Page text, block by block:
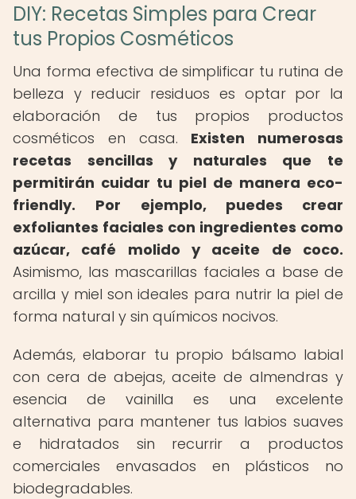
DIY: Recetas Simples para Crear
tus Propios Cosméticos
Una forma efectiva de simplificar tu rutina de
belleza y reducir residuos es optar por la
elaboración de tus propios productos
cosméticos en casa. Existen numerosas
recetas sencillas y naturales que te
permitirán cuidar tu piel de manera eco-
friendly.
Por ejemplo, puedes crear
exfoliantes faciales con ingredientes como
azúcar, café molido y aceite de coco.
Asimismo, las mascarillas faciales a base de
arcilla y miel son ideales para nutrir la piel de
forma natural y sin químicos nocivos.
Además, elaborar tu propio bálsamo labial
con cera de abejas, aceite de almendras y
esencia de vainilla es una excelente
alternativa para mantener tus labios suaves
e hidratados sin recurrir a productos
comerciales envasados en plásticos no
biodegradables.